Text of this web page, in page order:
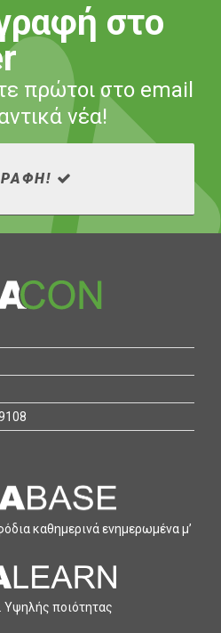
στο
πρώτοι στο email
νέα!
καθηµερινά ενηµερωµένα µ’
Υψηλής ποιότητας